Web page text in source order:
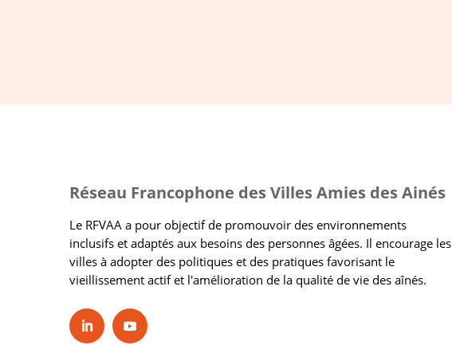
Réseau Francophone des Villes Amies des Ainés
Le RFVAA a pour objectif de promouvoir des environnements
inclusifs et adaptés aux besoins des personnes âgées. Il encourage les
villes à adopter des politiques et des pratiques favorisant le
vieillissement actif et l'amélioration de la qualité de vie des aînés.